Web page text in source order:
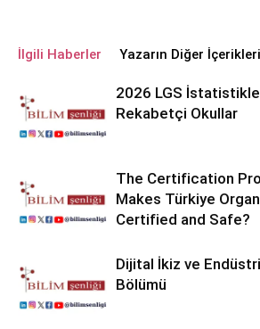
İlgili Haberler Yazarın Diğer İçerikleri
2026 LGS
Rekabetçi Okullar
The Certification
Makes Türkiye
Certified and Safe?
Dijital İkiz ve
Bölümü